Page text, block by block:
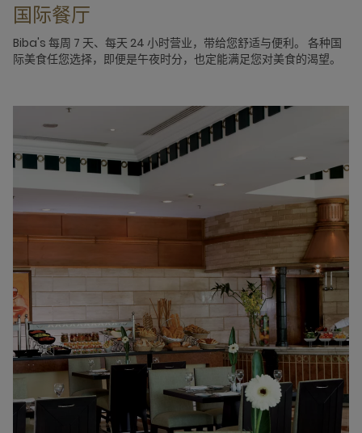
国际餐厅
Biba's 每周 7 天、每天 24 小时营业，带给您舒适与便利。 各种国
际美食任您选择，即便是午夜时分，也定能满足您对美食的渴望。